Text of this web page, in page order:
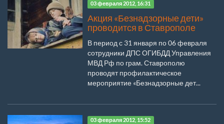
03 февраля 2012, 16:31
Акция «Безнадзорные дети»
проводится в Ставрополе
В период с 31 января по 06 февраля
сотрудники ДПС ОГИБДД Управления
МВД Рф по грам. Ставрополю
проводят профилактическое
мероприятие «Безнадзорные дет...
03 февраля 2012, 15:52